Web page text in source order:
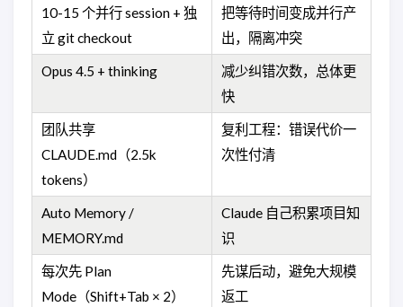
10-15 个并行 session + 独
立 git checkout
把等待时间变成并行产
出，隔离冲突
Opus 4.5 + thinking
减少纠错次数，总体更
快
团队共享
CLAUDE.md（2.5k
tokens）
复利工程：错误代价一
次性付清
Auto Memory /
MEMORY.md
Claude 自己积累项目知
识
每次先 Plan
Mode（Shift+Tab × 2）
先谋后动，避免大规模
返工